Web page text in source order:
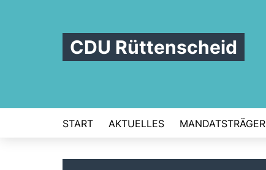
CDU Rüttenscheid
START AKTUELLES MANDATSTRÄGER